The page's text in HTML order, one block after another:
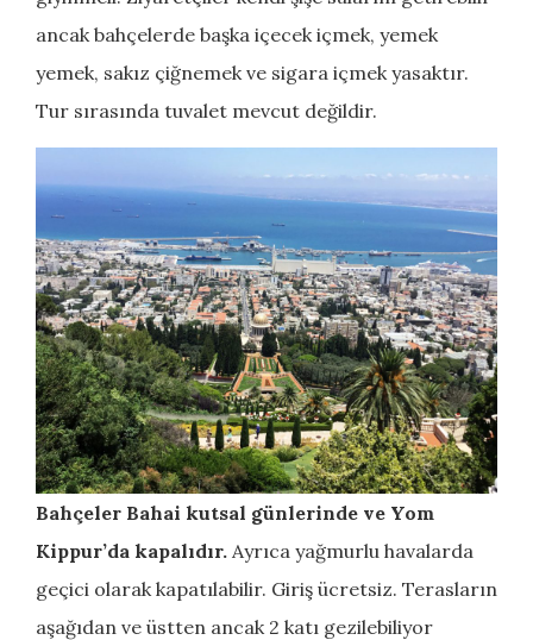
ancak bahçelerde başka içecek içmek, yemek
yemek, sakız çiğnemek ve sigara içmek yasaktır.
Tur sırasında tuvalet mevcut değildir.
Bahçeler Bahai kutsal günlerinde ve Yom
Kippur’da kapalıdır. Ayrıca yağmurlu havalarda
geçici olarak kapatılabilir. Giriş ücretsiz. Terasların
aşağıdan ve üstten ancak 2 katı gezilebiliyor